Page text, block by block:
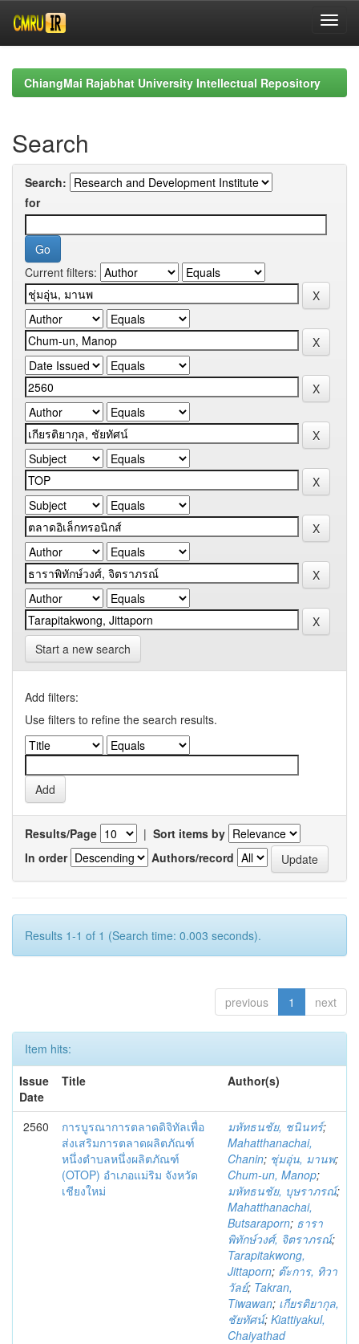
navigationChiangMai Rajabhat University Intellectual Repository
Search
Search:
for
Current filters:
Start a new search
Add filters:
Use filters to refine the search results.
Results/Page | Sort items by
In order
Authors/record
Results 1-1 of 1 (Search time: 0.003 seconds).
previous 1 next
Item hits:
Issue
Date
Title Author(s)
2560
การบูรณาการตลาดดิจิทัลเพื่อ
ส่งเสริมการตลาดผลิตภัณฑ์
หนึ่งตำบลหนึ่งผลิตภัณฑ์
(OTOP) อำเภอแม่ริม จังหวัด
เชียงใหม่
มหัทธนชัย, ชนินทร์;
Mahatthanachai,
Chanin; ชุ่มอุ่น, มานพ;
Chum-un, Manop;
มหัทธนชัย, บุษราภรณ์;
Mahatthanachai,
Butsaraporn; ธารา
พิทักษ์วงศ์, จิตราภรณ์;
Tarapitakwong,
Jittaporn; ต๊ะการ, ทิวา
วัลย์; Takran,
Tiwawan; เกียรติยากุล,
ชัยทัศน์; Kiattiyakul,
Chaiyathad